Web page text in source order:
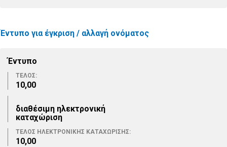
Έντυπο για έγκριση / αλλαγή ονόματος
Έντυπο
ΤΕΛΟΣ:
10,00
διαθέσιμη ηλεκτρονική
καταχώριση
ΤΕΛΟΣ ΗΛΕΚΤΡΟΝΙΚΗΣ ΚΑΤΑΧΩΡΙΣΗΣ:
10,00